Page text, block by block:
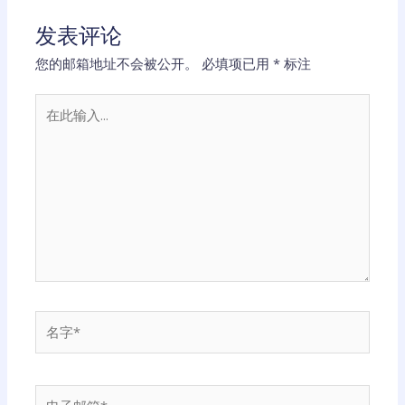
发表评论
您的邮箱地址不会被公开。 必填项已用* 标注
此
字